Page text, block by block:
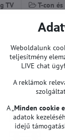
TV T-con
Weboldalunk
teljesítmény
LIVE chat
A reklámok
A „ Minden cookie
adatok
idejű